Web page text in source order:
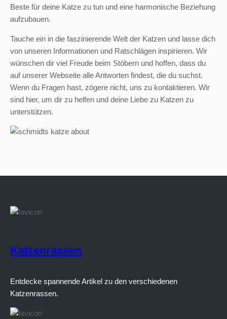
Beste für deine Katze zu tun und eine harmonische Beziehung
aufzubauen.
Tauche ein in die faszinierende Welt der Katzen und lasse dich
von unseren Informationen und Ratschlägen inspirieren. Wir
wünschen dir viel Freude beim Stöbern und hoffen, dass du
auf unserer Webseite alle Antworten findest, die du suchst.
Wenn du Fragen hast, zögere nicht, uns zu kontaktieren. Wir
sind hier, um dir zu helfen und deine Liebe zu Katzen zu
unterstützen.
Katzenrassen
Entdecke spannende Artikel zu den verschiedenen
Katzenrassen.